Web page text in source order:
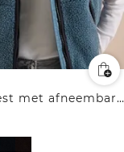
Teddyvest met afneembare capuchon